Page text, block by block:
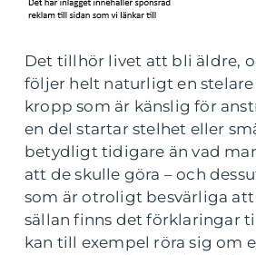
Det tillhör livet att bli äldre,
följer helt naturligt en stelare
kropp som är känslig för
en del startar stelhet eller
betydligt tidigare än vad
att de skulle göra – och
som är otroligt besvärliga
sällan finns det förklaringar
kan till exempel röra sig om